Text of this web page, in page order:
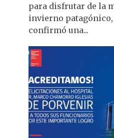
para disfrutar de la
invierno patagónico,
confirmó una...